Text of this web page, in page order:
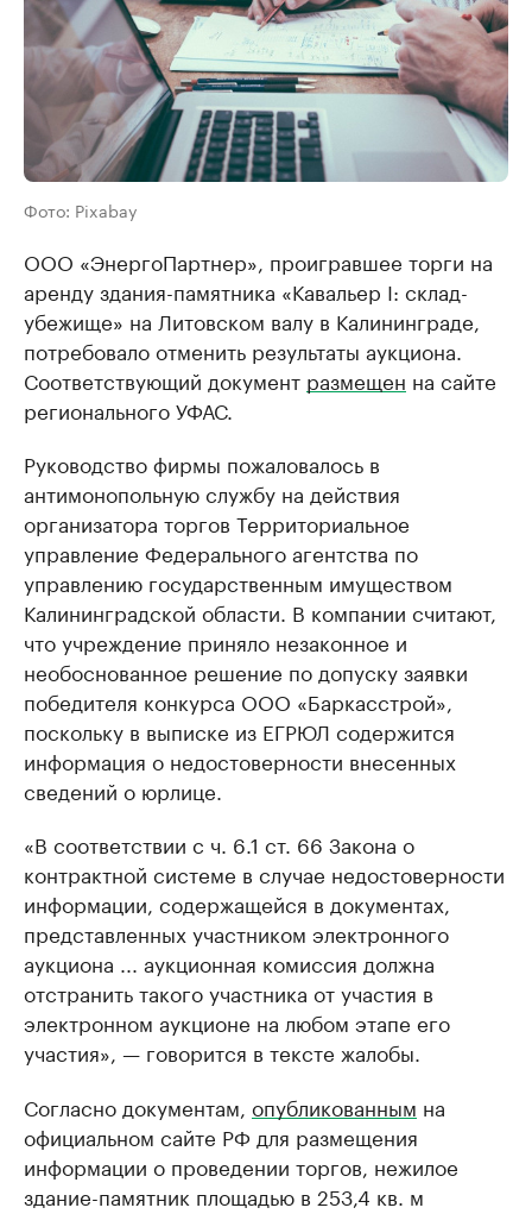
Фото: Pixabay
ООО «ЭнергоПартнер», проигравшее торги на
аренду здания-памятника «Кавальер I: склад-
убежище» на Литовском валу в Калининграде,
потребовало отменить результаты аукциона.
Соответствующий документ размещен на сайте
регионального УФАС.
Руководство фирмы пожаловалось в
антимонопольную службу на действия
организатора торгов Территориальное
управление Федерального агентства по
управлению государственным имуществом
Калининградской области. В компании считают,
что учреждение приняло незаконное и
необоснованное решение по допуску заявки
победителя конкурса ООО «Баркасстрой»,
поскольку в выписке из ЕГРЮЛ содержится
информация о недостоверности внесенных
сведений о юрлице.
«В соответствии с ч. 6.1 ст. 66 Закона о
контрактной системе в случае недостоверности
информации, содержащейся в документах,
представленных участником электронного
аукциона ... аукционная комиссия должна
отстранить такого участника от участия в
электронном аукционе на любом этапе его
участия», — говорится в тексте жалобы.
Согласно документам, опубликованным на
официальном сайте РФ для размещения
информации о проведении торгов, нежилое
здание-памятник площадью в 253,4 кв. м